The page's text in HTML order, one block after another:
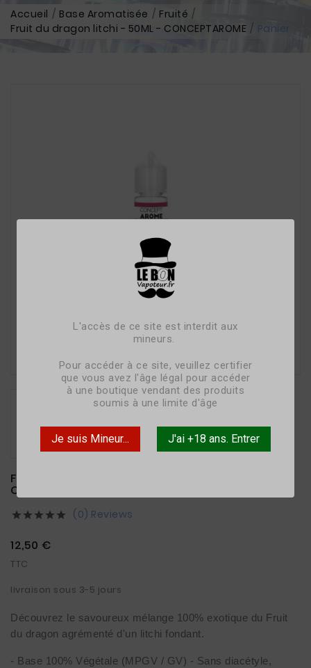
L'accès de ce site est interdit aux
mineurs.
Pour accéder à ce site, veuillez certifier
que vous avez l'âge légal pour accéder
à une boutique vendant des produits
soumis à une limite d'âge
Je suis Mineur... J'ai +18 ans. Entrer
Accueil Base Aromatisée
Fruité
Fruit du dragon litchi - 50ML - CONCEPTAROME
Panier
FRUIT DU DRAGON LITCHI - 50ML -
CONCEPTAROME
     (0) Reviews
12,50 €
TTC
livraison sous 3-5 jours
Découvrez le savoureux mélange 100% exotique du Fruit
du dragon agrémenté d'un litchi fondant.
- Base 100% Végétale (MPGV / GV) - Sans diacétyle,